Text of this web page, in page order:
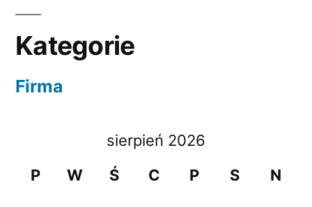
Kategorie
Firma
sierpień 2026
P
W Ś C P S N